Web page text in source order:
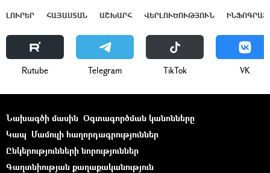
ԼՈՒՐԵՐ ՀԱՅԱՍՏԱՆ ԱՇԽԱՐՀ ՎԵՐԼՈՒԾՈՒԹՅՈՒՆ
Rutube Telegram ТikТоk VK
Նախագծի մասին Օգտագործման կանոնները
Կապ Մամուլի հաղորդագրություններ
Ընկերությունների նորություններ
Գաղտնիության քաղաքականություն